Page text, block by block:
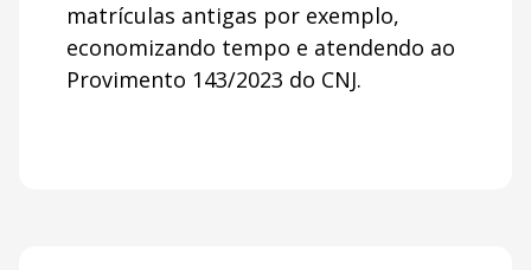
matrículas antigas por exemplo,
economizando tempo e atendendo ao
Provimento 143/2023 do CNJ.